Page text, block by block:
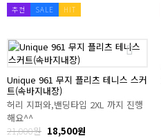
추천 SALE HIT
Unique 961 무지 플리츠 테니스 스커
트(속바지내장)
허리 지퍼와,밴딩타입 2XL 까지 진행
해요^^
21,000원 18,500원